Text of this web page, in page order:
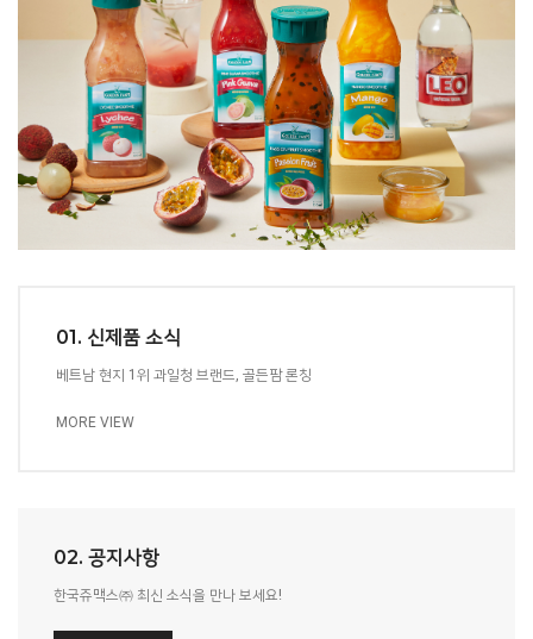
01. 신제품 소식
베트남 현지 1위 과일청 브랜드, 골든팜 론칭
MORE VIEW
02. 공지사항
한국쥬맥스㈜ 최신 소식을 만나 보세요!